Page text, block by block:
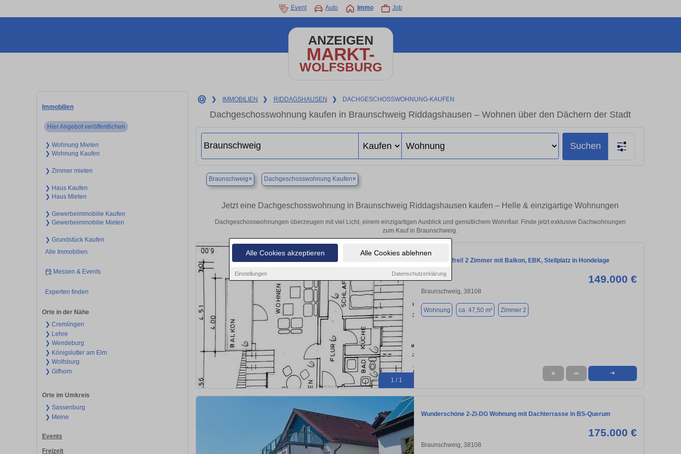
Alle Cookies akzeptieren Alle Cookies ablehnen
Einstellungen Datenschutzerklärung
Event Auto Immo Job
ANZEIGEN
MARKT-
WOLFSBURG
Immobilien
Hier Angebot veröffentlichen
❯ Wohnung Mieten
❯ Wohnung Kaufen
❯ Zimmer mieten
❯ Haus Kaufen
❯ Haus Mieten
❯ Gewerbeimmobilie Kaufen
❯ Gewerbeimmobilie Mieten
❯ Grundstück Kaufen
Alle Immobilien
Messen & Events
Experten finden
Orte in der Nähe
❯ Cremlingen
❯ Lehre
❯ Wendeburg
❯ Königslutter am Elm
❯ Wolfsburg
❯ Gifhorn
Orte im Umkreis
❯ Sassenburg
❯ Meine
Events
Freizeit
❯ IMMOBILIEN ❯ RIDDAGSHAUSEN ❯ DACHGESCHOSSWOHNUNG-KAUFEN
Dachgeschosswohnung kaufen in Braunschweig Riddagshausen – Wohnen über den Dächern der Stadt
Suchen
Braunschweig× Dachgeschosswohnung Kaufen×
Jetzt eine Dachgeschosswohnung in Braunschweig Riddagshausen kaufen – Helle & einzigartige Wohnungen
Dachgeschosswohnungen überzeugen mit viel Licht, einem einzigartigen Ausblick und gemütlichem Wohnflair. Finde jetzt exklusive Dachwohnungen
zum Kauf in Braunschweig.
1 / 1
Provisionsfrei! 2 Zimmer mit Balkon, EBK, Stellplatz in Hondelage
149.000 €
Braunschweig, 38108
Wohnung ca. 47,50 m² Zimmer 2
★ ➦ ➜
Wunderschöne 2-Zi-DG Wohnung mit Dachterrasse in BS-Querum
175.000 €
Braunschweig, 38108